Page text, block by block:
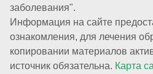
заболевания".
Информация на сайте
ознакомления, для лечения
копировании материалов
источник обязательна. Карта